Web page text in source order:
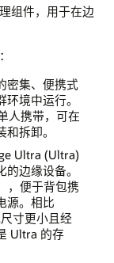
组件，用于在边
密集、便携式
境中运行。
人携带，可在
拆卸。
Ultra (Ultra)
边缘设备。
，便于背包携
源。相比
寸更小且经
Ultra 的存